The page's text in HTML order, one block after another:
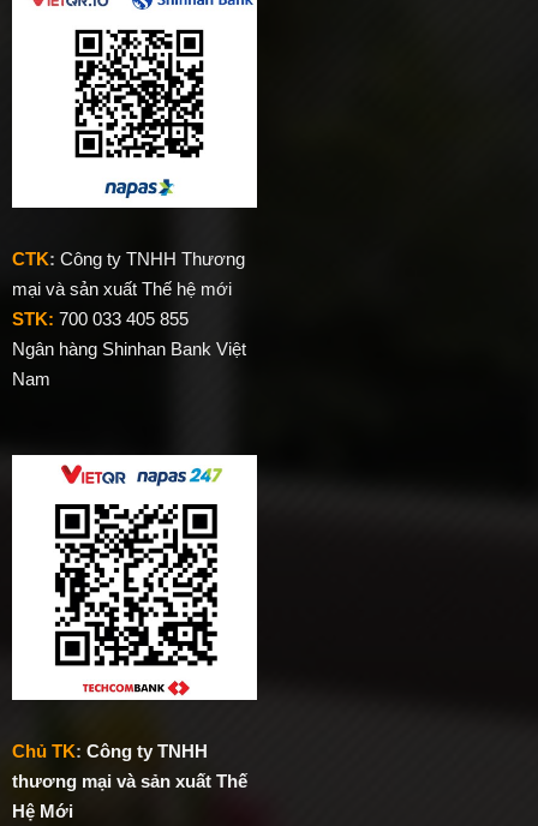
CTK: Công ty TNHH Thương
mại và sản xuất Thế hệ mới
STK: 700 033 405 855
Ngân hàng Shinhan Bank Việt
Nam
Chủ TK: Công ty TNHH
thương mại và sản xuất Thế
Hệ Mới